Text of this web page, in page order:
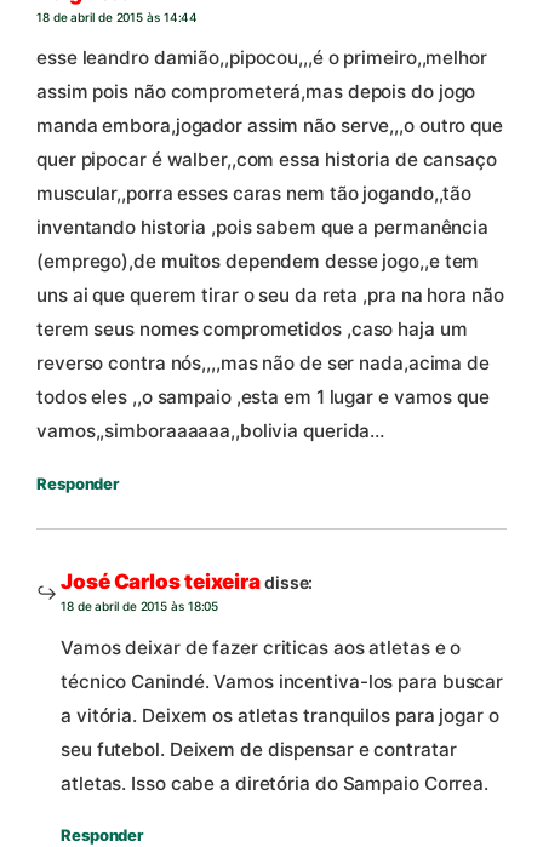
18 de abril de 2015 às 14:44
esse leandro damião,,pipocou,,,é o primeiro,,melhor
assim pois não comprometerá,mas depois do jogo
manda embora,jogador assim não serve,,,o outro que
quer pipocar é walber,,com essa historia de cansaço
muscular,,porra esses caras nem tão jogando,,tão
inventando historia ,pois sabem que a permanência
(emprego),de muitos dependem desse jogo,,e tem
uns ai que querem tirar o seu da reta ,pra na hora não
terem seus nomes comprometidos ,caso haja um
reverso contra nós,,,,mas não de ser nada,acima de
todos eles ,,o sampaio ,esta em 1 lugar e vamos que
vamos,,simboraaaaaa,,bolivia querida…
Responder
José Carlos teixeiradisse:
18 de abril de 2015 às 18:05
Vamos deixar de fazer criticas aos atletas e o
técnico Canindé. Vamos incentiva-los para buscar
a vitória. Deixem os atletas tranquilos para jogar o
seu futebol. Deixem de dispensar e contratar
atletas. Isso cabe a diretória do Sampaio Correa.
Responder